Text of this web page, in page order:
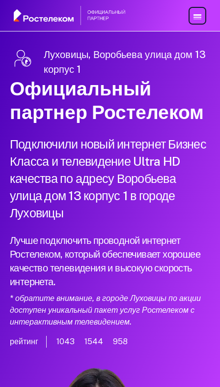
Луховицы, Воробьева улица дом 13
корпус 1
Официальный
партнер Ростелеком
Подключили новый интернет Бизнес
Класса и телевидение Ultra HD
качества по адресу Воробьева
улица дом 13 корпус 1 в городе
Луховицы
Лучше подключить проводной интернет
Ростелеком, который обеспечивает хорошее
качество телевидения и высокую скорость
интернета.
* обратите внимание, в городе Луховицы по акции
доступен уникальный пакет услуг Ростелеком с
интерактивным телевидением.
рейтинг 1043 1544 958